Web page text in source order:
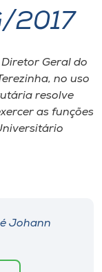
2017
Geral do
no uso
resolve
as funções
Johann